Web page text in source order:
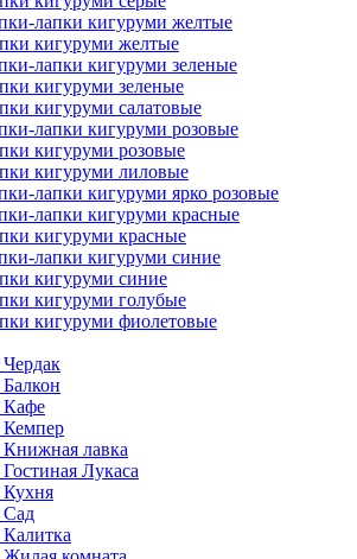
лапки кигуруми желтые
кигуруми желтые
лапки кигуруми зеленые
кигуруми зеленые
кигуруми салатовые
лапки кигуруми розовые
кигуруми розовые
кигуруми лиловые
лапки кигуруми ярко розовые
лапки кигуруми красные
кигуруми красные
лапки кигуруми синие
кигуруми синие
кигуруми голубые
кигуруми фиолетовые
Кафе
Кемпер
лавка
Лукаса
Сад